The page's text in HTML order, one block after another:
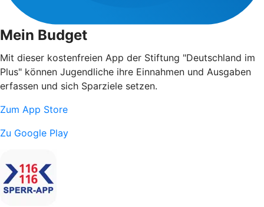
Mein Budget
Mit dieser kostenfreien App der Stiftung "Deutschland im
Plus" können Jugendliche ihre Einnahmen und Ausgaben
erfassen und sich Sparziele setzen.
Zum App Store
Zu Google Play